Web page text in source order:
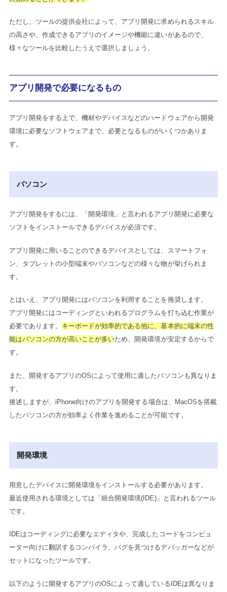
ただし、ツールの提供会社によって、アプリ開発に求められるスキル
の高さや、作成できるアプリのイメージや機能に違いがあるので、
様々なツールを比較したうえで選択しましょう。
アプリ開発で必要になるもの
アプリ開発をする上で、機材やデバイスなどのハードウェアから開発
環境に必要なソフトウェアまで、必要となるものがいくつかありま
す。
パソコン
アプリ開発をするには、「開発環境」と言われるアプリ開発に必要な
ソフトをインストールできるデバイスが必須です。
アプリ開発に用いることのできるデバイスとしては、スマートフォ
ン、タブレットの小型端末やパソコンなどの様々な物が挙げられま
す。
とはいえ、アプリ開発にはパソコンを利用することを推奨します。
アプリ開発にはコーディングといわれるプログラムを打ち込む作業が
必要であります。 キーボードが効率的である他に、基本的に端末の性
能はパソコンの方が高いことが多いため、開発環境が安定するからで
す。
また、開発するアプリのOSによって使用に適したパソコンも異なりま
す。
後述しますが、iPhone向けのアプリを開発する場合は、MacOSを搭載
したパソコンの方が効率よく作業を進めることが可能です。
開発環境
用意したデバイスに開発環境をインストールする必要があります。
最近使用される環境としては「統合開発環境(IDE)」と言われるツール
です。
IDEはコーディングに必要なエディタや、完成したコードをコンピュ
ーター向けに翻訳するコンパイラ、バグを見つけるデバッガーなどが
セットになったツールです。
以下のように開発するアプリのOSによって適しているIDEは異なりま